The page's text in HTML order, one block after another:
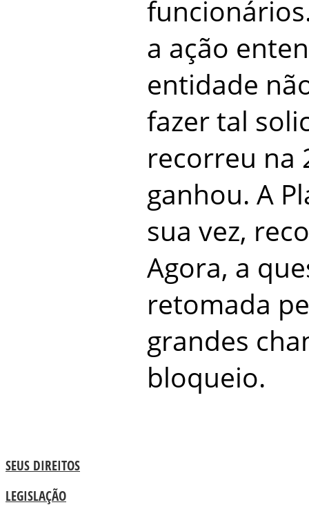
a ação
entidade
fazer tal
recorreu na
ganhou. A
sua vez,
Agora, a
retomada
grandes
bloqueio.
SEUS DIREITOS
LEGISLAÇÃO